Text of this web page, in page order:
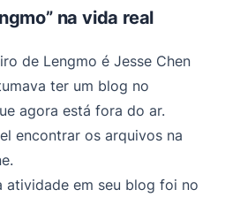
na vida real
de Lengmo é Jesse Chen
ter um blog no
agora está fora do ar.
encontrar os arquivos na
atividade em seu blog foi no